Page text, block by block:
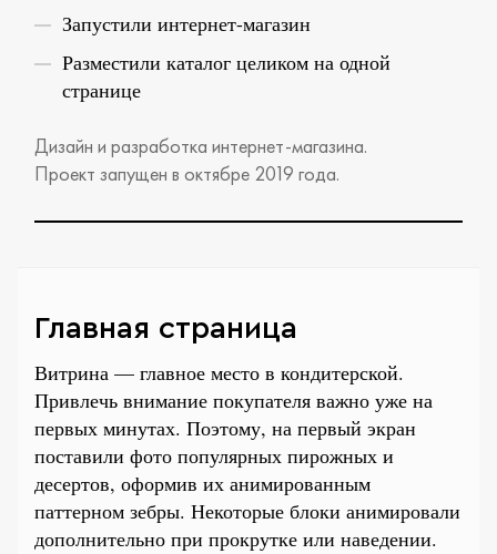
Запустили интернет-магазин
Разместили каталог целиком на одной
странице
Дизайн и разработка интернет-магазина.
Проект запущен в октябре 2019 года.
Главная страница
Витрина — главное место в кондитерской.
Привлечь внимание покупателя важно уже на
первых минутах. Поэтому, на первый экран
поставили фото популярных пирожных и
десертов, оформив их анимированным
паттерном зебры. Некоторые блоки анимировали
дополнительно при прокрутке или наведении.